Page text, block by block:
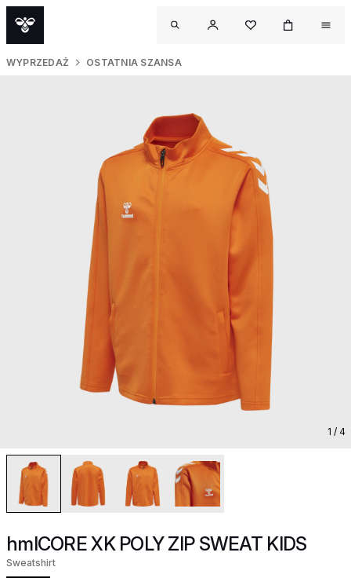
WYPRZEDAŻ OSTATNIA SZANSA
1 / 4
hmlCORE XK POLY ZIP SWEAT KIDS
Sweatshirt